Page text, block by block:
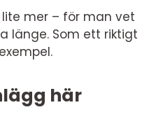
mer – för man vet
länge. Som ett riktigt
här